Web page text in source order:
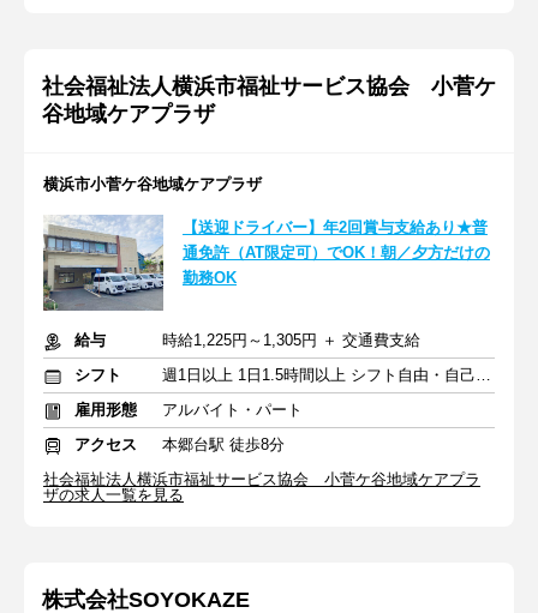
社会福祉法人横浜市福祉サービス協会 小菅ケ
谷地域ケアプラザ
横浜市小菅ケ谷地域ケアプラザ
【送迎ドライバー】年2回賞与支給あり★普
通免許（AT限定可）でOK！朝／夕方だけの
勤務OK
給与
時給1,225円～1,305円 ＋ 交通費支給
シフト
週1日以上 1日1.5時間以上 シフト自由・自己申告
雇用形態
アルバイト・パート
アクセス
本郷台駅 徒歩8分
社会福祉法人横浜市福祉サービス協会 小菅ケ谷地域ケアプラ
ザの求人一覧を見る
株式会社SOYOKAZE